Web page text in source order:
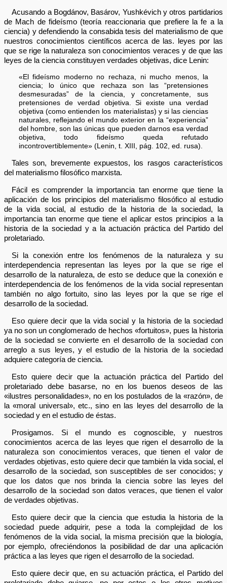
Acusando a Bogdánov, Basárov, Yushkévich y otros partidarios
de Mach de fideísmo (teoría reaccionaria que prefiere la fe a la
ciencia) y defendiendo la consabida tesis del materialismo de que
nuestros conocimientos científicos acerca de las. leyes por las
que se rige la naturaleza son conocimientos veraces y de que las
leyes de la ciencia constituyen verdades objetivas, dice Lenin:
«El fideísmo moderno no rechaza, ni mucho menos, la
ciencia; lo único que rechaza son las “pretensiones
desmesuradas” de la ciencia, y concretamente, sus
pretensiones de verdad objetiva. Si existe una verdad
objetiva (como entienden los materialistas) y si las ciencias
naturales, reflejando el mundo exterior en la “experiencia”
del hombre, son las únicas que pueden darnos esa verdad
objetiva, todo fideísmo queda refutado
incontrovertiblemente» (Lenin, t. XIII, pág. 102, ed. rusa).
Tales son, brevemente expuestos, los rasgos característicos
del materialismo filosófico marxista.
Fácil es comprender la importancia tan enorme que tiene la
aplicación de los principios del materialismo filosófico al estudio
de la vida social, al estudio de la historia de la sociedad, la
importancia tan enorme que tiene el aplicar estos principios a la
historia de la sociedad y a la actuación práctica del Partido del
proletariado.
Si la conexión entre los fenómenos de la naturaleza y su
interdependencia representan las leyes por la que se rige el
desarrollo de la naturaleza, de esto se deduce que la conexión e
interdependencia de los fenómenos de la vida social representan
también no algo fortuito, sino las leyes por la que se rige el
desarrollo de la sociedad.
Eso quiere decir que la vida social y la historia de la sociedad
ya no son un conglomerado de hechos «fortuitos», pues la historia
de la sociedad se convierte en el desarrollo de la sociedad con
arreglo a sus leyes, y el estudio de la historia de la sociedad
adquiere categoría de ciencia.
Esto quiere decir que la actuación práctica del Partido del
proletariado debe basarse, no en los buenos deseos de las
«ilustres personalidades», no en los postulados de la «razón», de
la «moral universal», etc., sino en las leyes del desarrollo de la
sociedad y en el estudio de éstas.
Prosigamos. Si el mundo es cognoscible, y nuestros
conocimientos acerca de las leyes que rigen el desarrollo de la
naturaleza son conocimientos veraces, que tienen el valor de
verdades objetivas, esto quiere decir que también la vida social, el
desarrollo de la sociedad, son susceptibles de ser conocidos; y
que los datos que nos brinda la ciencia sobre las leyes del
desarrollo de la sociedad son datos veraces, que tienen el valor
de verdades objetivas.
Esto quiere decir que la ciencia que estudia la historia de la
sociedad puede adquirir, pese a toda la complejidad de los
fenómenos de la vida social, la misma precisión que la biología,
por ejemplo, ofreciéndonos la posibilidad de dar una aplicación
práctica a las leyes que rigen el desarrollo de la sociedad.
Esto quiere decir que, en su actuación práctica, el Partido del